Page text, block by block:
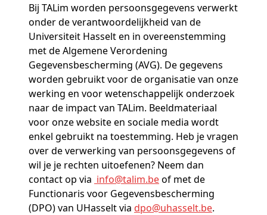
Bij TALim worden persoonsgegevens verwerkt
onder de verantwoordelijkheid van de
Universiteit Hasselt en in overeenstemming
met de Algemene Verordening
Gegevensbescherming (AVG). De gegevens
worden gebruikt voor de organisatie van onze
werking en voor wetenschappelijk onderzoek
naar de impact van TALim. Beeldmateriaal
voor onze website en sociale media wordt
enkel gebruikt na toestemming. Heb je vragen
over de verwerking van persoonsgegevens of
wil je je rechten uitoefenen? Neem dan
contact op via info@talim.beof met de
Functionaris voor Gegevensbescherming
(DPO) van UHasselt via dpo@uhasselt.be.